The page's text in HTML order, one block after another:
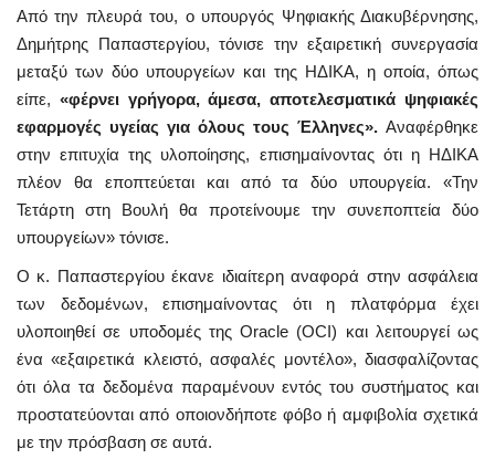
Από την πλευρά του, ο υπουργός Ψηφιακής Διακυβέρνησης,
Δημήτρης Παπαστεργίου, τόνισε την εξαιρετική συνεργασία
μεταξύ των δύο υπουργείων και της ΗΔΙΚΑ, η οποία, όπως
είπε, «φέρνει γρήγορα, άμεσα, αποτελεσματικά ψηφιακές
εφαρμογές υγείας για όλους τους Έλληνες». Αναφέρθηκε
στην επιτυχία της υλοποίησης, επισημαίνοντας ότι η ΗΔΙΚΑ
πλέον θα εποπτεύεται και από τα δύο υπουργεία. «Την
Τετάρτη στη Βουλή θα προτείνουμε την συνεποπτεία δύο
υπουργείων» τόνισε.
Ο κ. Παπαστεργίου έκανε ιδιαίτερη αναφορά στην ασφάλεια
των δεδομένων, επισημαίνοντας ότι η πλατφόρμα έχει
υλοποιηθεί σε υποδομές της Oracle (OCI) και λειτουργεί ως
ένα «εξαιρετικά κλειστό, ασφαλές μοντέλο», διασφαλίζοντας
ότι όλα τα δεδομένα παραμένουν εντός του συστήματος και
προστατεύονται από οποιονδήποτε φόβο ή αμφιβολία σχετικά
με την πρόσβαση σε αυτά.